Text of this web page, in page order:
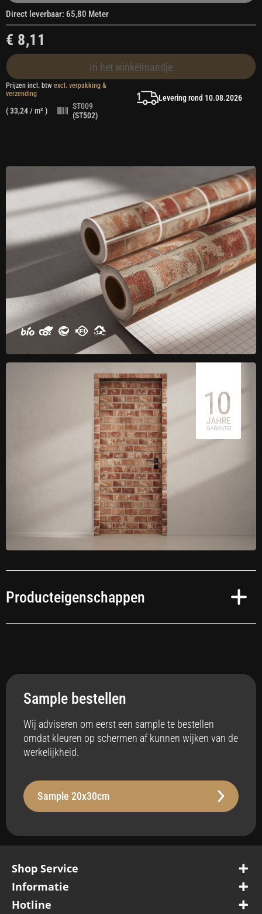
Direct leverbaar: 65,80 Meter
€ 8,11
In het winkelmandje
Prijzen incl. btw excl. verpakking &
verzending
(33,24/ m² )
ST009
(ST502)
Levering rond 10.08.2026
Producteigenschappen
Anti-bacterieel
Badkamer
Vloerverwarming
Ja
Robuust, Robuust - 260 µm
Oppervlak
Waterbestendig
Sample bestellen
Wij adviseren om eerst een sample te bestellen
omdat kleuren op schermen af kunnen wijken van de
werkelijkheid.
Sample 20x30cm
Shop Service
Informatie
Hotline